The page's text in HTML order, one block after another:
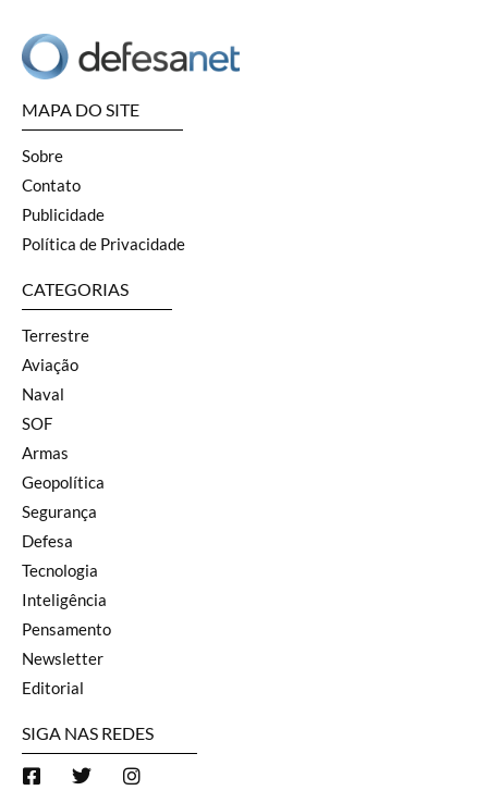
MAPA DO SITE
Sobre
Contato
Publicidade
Política de Privacidade
CATEGORIAS
Terrestre
Aviação
Naval
SOF
Armas
Geopolítica
Segurança
Defesa
Tecnologia
Inteligência
Pensamento
Newsletter
Editorial
SIGA NAS REDES